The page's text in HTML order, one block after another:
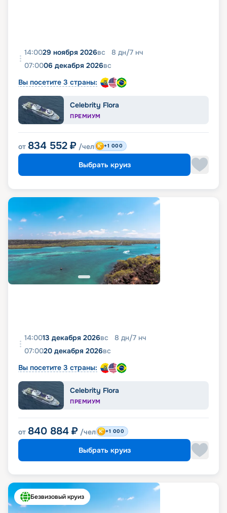
14:0029 ноября 2026вс 8 дн/7 нч
07:0006 декабря 2026вс
Вы посетите 3 страны:
Celebrity Flora
ПРЕМИУМ
от 834 552 ₽ /чел +1 000
Выбрать круиз
14:0013 декабря 2026вс 8 дн/7 нч
07:0020 декабря 2026вс
Вы посетите 3 страны:
Celebrity Flora
ПРЕМИУМ
от 840 884 ₽ /чел +1 000
Выбрать круиз
Безвизовый круиз